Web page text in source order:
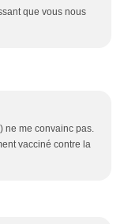
que vous nous
ne me convainc pas.
vacciné contre la